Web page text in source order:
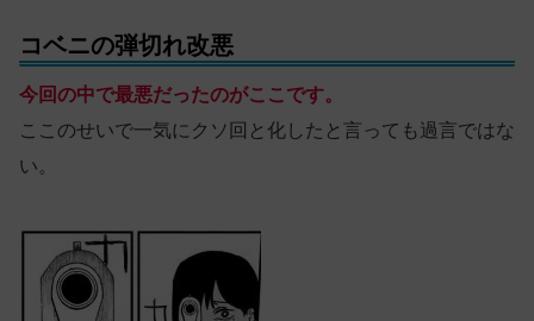
コベニの弾切れ改悪
今回の中で最悪だったのがここです。
ここのせいで一気にクソ回と化したと言っても過言ではな
い。